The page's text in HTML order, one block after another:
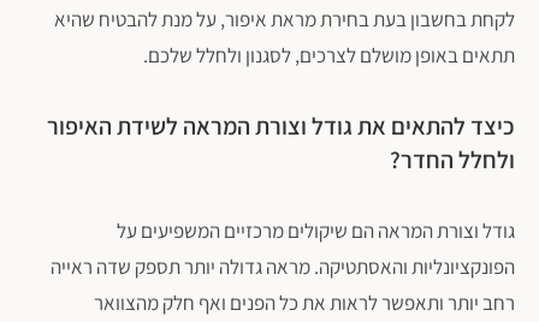
לקחת בחשבון בעת בחירת מראת איפור, על מנת להבטיח שהיא
תתאים באופן מושלם לצרכים, לסגנון ולחלל שלכם.
כיצד להתאים את גודל וצורת המראה לשידת האיפור
ולחלל החדר?
גודל וצורת המראה הם שיקולים מרכזיים המשפיעים על
הפונקציונליות והאסתטיקה. מראה גדולה יותר תספק שדה ראייה
רחב יותר ותאפשר לראות את כל הפנים ואף חלק מהצוואר